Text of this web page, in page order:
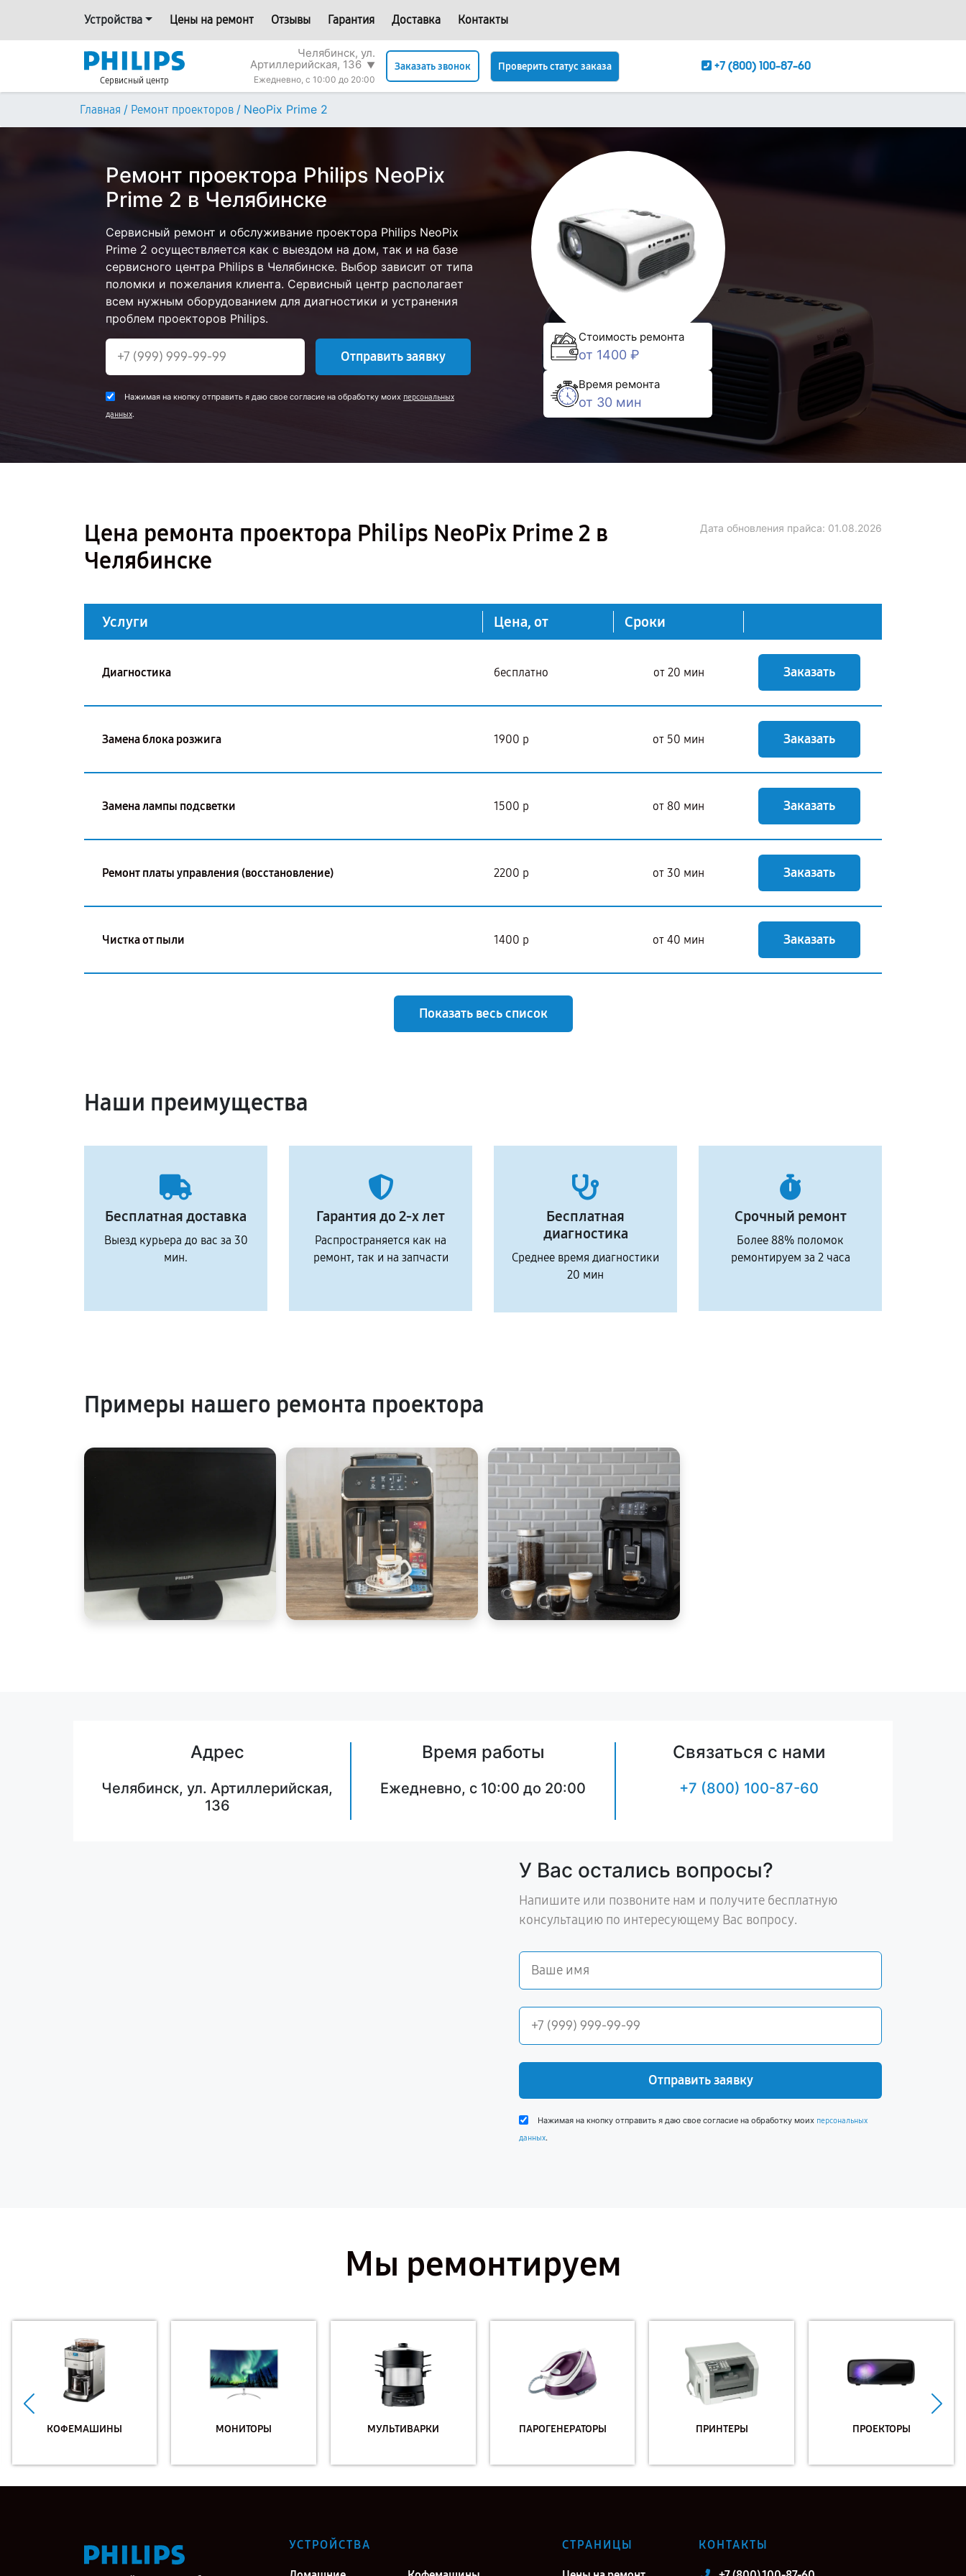
Устройства Цены на ремонт Отзывы Гарантия Доставка Контакты
Сервисный центр
Челябинск, ул.
Артиллерийская, 136 ▼
Ежедневно, с 10:00 до 20:00
Заказать звонок Проверить статус заказа +7 (800) 100-87-60
Главная / Ремонт проекторов / NeoPix Prime 2
Ремонт проектора Philips NeoPix
Prime 2 в Челябинске
Сервисный ремонт и обслуживание проектора Philips NeoPix
Prime 2 осуществляется как с выездом на дом, так и на базе
сервисного центра Philips в Челябинске. Выбор зависит от типа
поломки и пожелания клиента. Сервисный центр располагает
всем нужным оборудованием для диагностики и устранения
проблем проекторов Philips.
Отправить заявку
Нажимая на кнопку отправить я даю свое согласие на обработку моих персональных
данных.
Стоимость ремонта
от 1400 ₽
Время ремонта
от 30 мин
Цена ремонта проектора Philips NeoPix Prime 2 в
Челябинске
Дата обновления прайса: 01.08.2026
Услуги Цена, от Сроки
Диагностика бесплатно от 20 мин Заказать
Замена блока розжига 1900 р от 50 мин Заказать
Замена лампы подсветки 1500 р от 80 мин Заказать
Ремонт платы управления (восстановление) 2200 р от 30 мин Заказать
Чистка от пыли 1400 р от 40 мин Заказать
Показать весь список
Наши преимущества
Бесплатная доставка
Выезд курьера до вас за 30
мин.
Гарантия до 2-х лет
Распространяется как на
ремонт, так и на запчасти
Бесплатная
диагностика
Среднее время диагностики
20 мин
Срочный ремонт
Более 88% поломок
ремонтируем за 2 часа
Примеры нашего ремонта проектора
Адрес
Челябинск, ул. Артиллерийская,
136
Время работы
Ежедневно, с 10:00 до 20:00
Связаться с нами
+7 (800) 100-87-60
У Вас остались вопросы?
Напишите или позвоните нам и получите бесплатную
консультацию по интересующему Вас вопросу.
Отправить заявку
Нажимая на кнопку отправить я даю свое согласие на обработку моих персональных
данных.
Мы ремонтируем
КОФЕМАШИНЫ МОНИТОРЫ МУЛЬТИВАРКИ ПАРОГЕНЕРАТОРЫ ПРИНТЕРЫ ПРОЕКТОРЫ
УСТРОЙСТВА СТРАНИЦЫ КОНТАКТЫ